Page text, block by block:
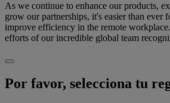
As we continue to enhance our products,
grow our partnerships, it's easier than ever
improve efficiency in the remote
efforts of our incredible global team
Por favor, selecciona tu